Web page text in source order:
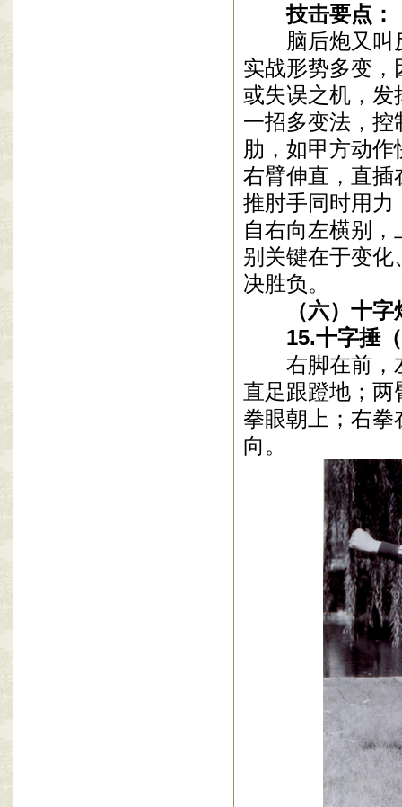
技击要点：
脑后炮又
实战形势多变
或失误之机，发
一招多变法，
肋，如甲方动
右臂伸直，直插
推肘手同时用力
自右向左横别
别关键在于变
决胜负。
（六）十字
15.十字捶
右脚在前，
直足跟蹬地；
拳眼朝上；右拳
向。